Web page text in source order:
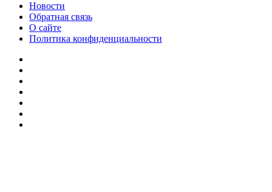
Новости
Обратная связь
О сайте
Политика конфиденциальности